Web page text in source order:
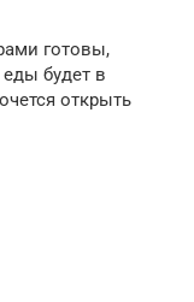
готовы,
будет в
открыть